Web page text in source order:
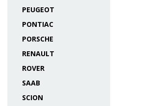
PEUGEOT
PONTIAC
PORSCHE
RENAULT
ROVER
SAAB
SCION